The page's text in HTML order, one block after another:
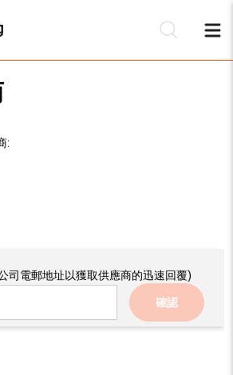
:
司電郵地址以獲取供應商的迅速回覆)
確認